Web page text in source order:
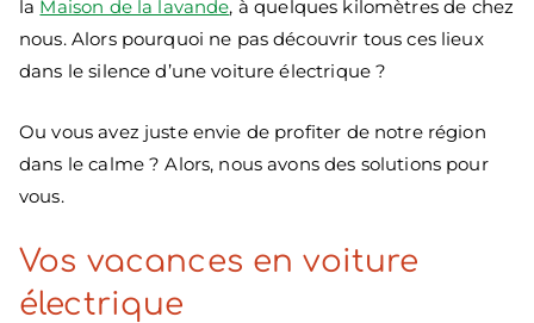
la Maison de la lavande, à quelques kilomètres de chez
nous. Alors pourquoi ne pas découvrir tous ces lieux
dans le silence d’une voiture électrique ?
Ou vous avez juste envie de profiter de notre région
dans le calme ? Alors, nous avons des solutions pour
vous.
Vos vacances en voiture
électrique